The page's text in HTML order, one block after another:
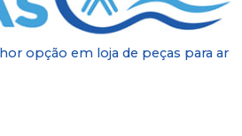
opção em loja de peças para ar